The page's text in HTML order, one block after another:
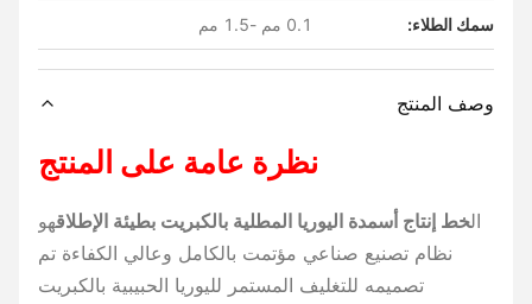
سمك الطلاء:
وصف المنتج
نظرة عامة على المنتج
خط إنتاج أسمدة اليوريا المطلية بالكبريت بطيئة الإطلاقهو
نظام تصنيع صناعي مؤتمت بالكامل وعالي الكفاءة تم
تصميمه للتغليف المستمر لليوريا الحبيبية بالكبريت